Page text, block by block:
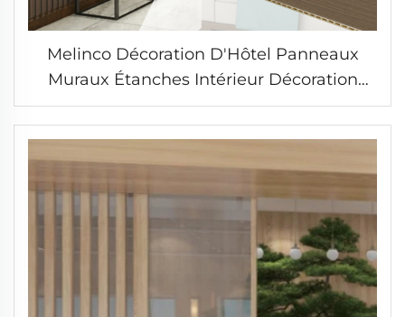
Melinco Décoration D'Hôtel Panneaux
Muraux Étanches Intérieur Décoration
Murale Panneaux WPC Veneer De Bois De
Bambou Pour Salon